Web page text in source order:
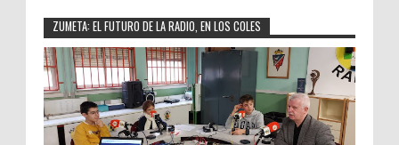
ZUMETA: EL FUTURO DE LA RADIO, EN LOS COLES